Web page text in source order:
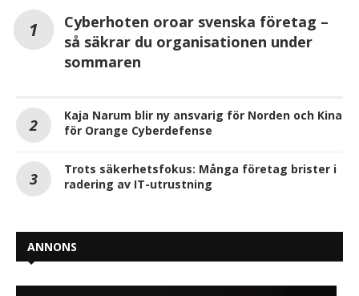
Cyberhoten oroar svenska företag –
så säkrar du organisationen under
sommaren
Kaja Narum blir ny ansvarig för Norden och Kina
för Orange Cyberdefense
Trots säkerhetsfokus: Många företag brister i
radering av IT-utrustning
ANNONS